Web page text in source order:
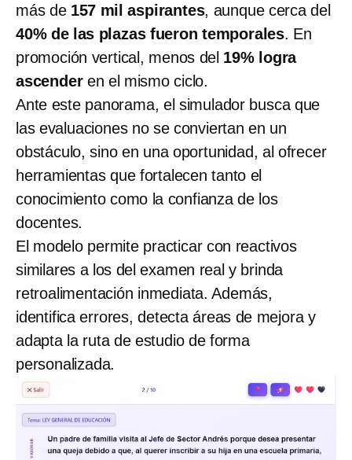
más de 157 mil aspirantes, aunque cerca del
40% de las plazas fueron temporales. En
promoción vertical, menos del 19% logra
ascenderen el mismo ciclo.
Ante este panorama, el simulador busca que
las evaluaciones no se conviertan en un
obstáculo, sino en una oportunidad, al ofrecer
herramientas que fortalecen tanto el
conocimiento como la confianza de los
docentes.
El modelo permite practicar con reactivos
similares a los del examen real y brinda
retroalimentación inmediata. Además,
identifica errores, detecta áreas de mejora y
adapta la ruta de estudio de forma
personalizada.